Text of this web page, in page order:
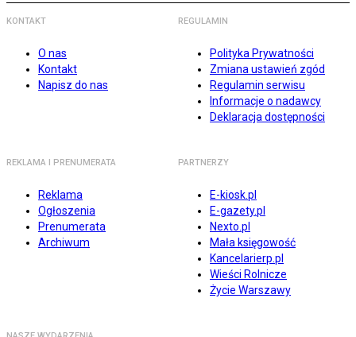
KONTAKT
O nas
Kontakt
Napisz do nas
REGULAMIN
Polityka Prywatności
Zmiana ustawień zgód
Regulamin serwisu
Informacje o nadawcy
Deklaracja dostępności
REKLAMA I PRENUMERATA
Reklama
Ogłoszenia
Prenumerata
Archiwum
PARTNERZY
E-kiosk.pl
E-gazety.pl
Nexto.pl
Mała księgowość
Kancelarierp.pl
Wieści Rolnicze
Życie Warszawy